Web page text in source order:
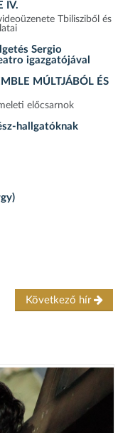
IV.
Tbilisziből és
Sergio
igazgatójával
MÚLTJÁBÓL ÉS
előcsarnok
hallgatóknak
Következő hír